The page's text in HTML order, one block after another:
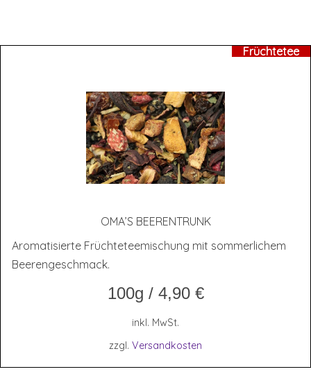
Früchtetee
OMA’S BEE­REN­TRUNK
Aromatisierte Früchteteemischung mit sommerlichem
Beerengeschmack.
100g / 4,90 €
inkl. MwSt.
zzgl. Versandkosten